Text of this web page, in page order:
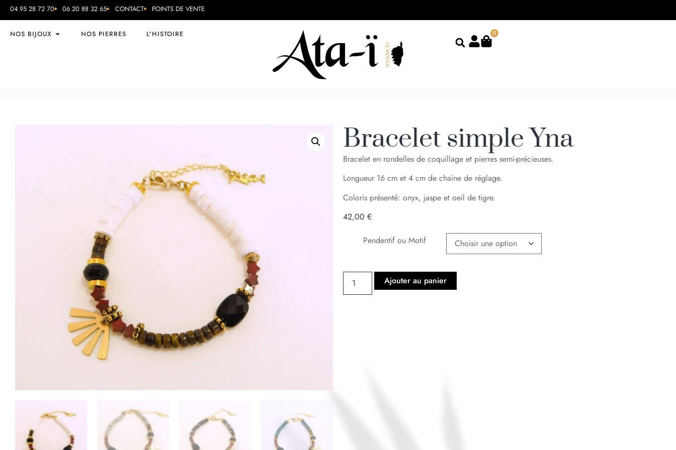
04 95 28 72 70 06 20 88 32 65 CONTACT POINTS DE VENTE
NOS BIJOUX NOS PIERRES L'HISTOIRE 0
Bracelet simple Yna
Bracelet en rondelles de coquillage et pierres semi-précieuses.
Longueur 16 cm et 4 cm de chaine de réglage.
Coloris présenté: onyx, jaspe et oeil de tigre.
42,00 €
Pendentif ou Motif
Ajouter au panier